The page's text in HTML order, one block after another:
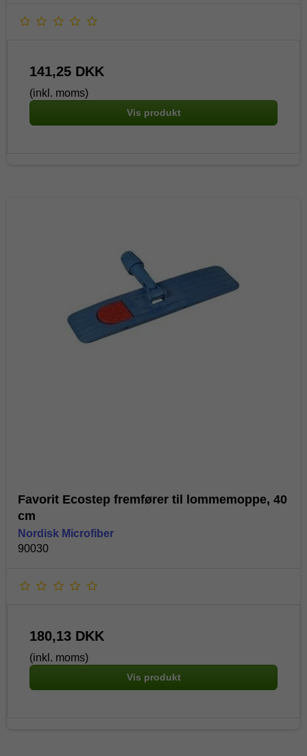
141,25 DKK
(inkl. moms)
Vis produkt
Favorit Ecostep fremfører til lommemoppe, 40
cm
Nordisk Microfiber
90030
180,13 DKK
(inkl. moms)
Vis produkt